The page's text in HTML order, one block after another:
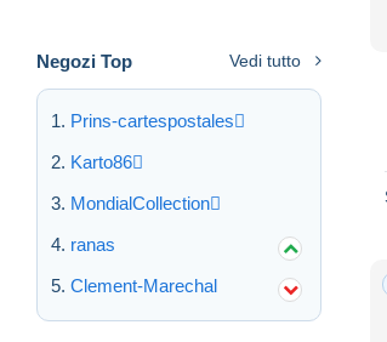
Negozi Top Vedi tutto
Prins-cartespostales
Karto86
MondialCollection
ranas
Clement-Marechal